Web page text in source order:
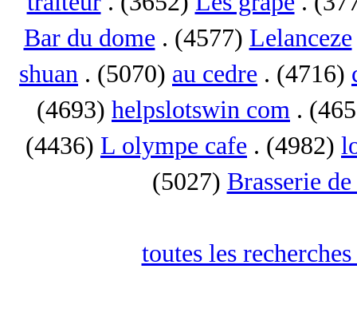
Bar du dome . (4577) Lelanceze
shuan . (5070) au cedre . (4716)
(4693) helpslotswin com .
(4436) L olympe cafe . (4982)
(5027) Brasserie
toutes les